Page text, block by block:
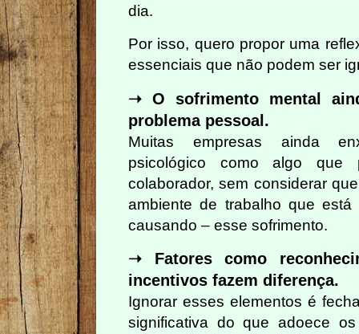
dia.
Por isso, quero propor uma
essenciais que não podem ser
➝ O sofrimento mental
problema pessoal.
Muitas empresas ainda
psicológico como algo que
colaborador, sem considerar
ambiente de trabalho que
causando – esse sofrimento.
➝ Fatores como
incentivos fazem diferença.
Ignorar esses elementos é
significativa do que adoece